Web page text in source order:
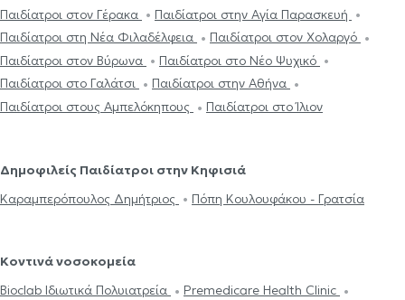
Παιδίατροι στον Γέρακα
Παιδίατροι στην Αγία Παρασκευή
Παιδίατροι στη Νέα Φιλαδέλφεια
Παιδίατροι στον Χολαργό
Παιδίατροι στον Βύρωνα
Παιδίατροι στο Νέο Ψυχικό
Παιδίατροι στο Γαλάτσι
Παιδίατροι στην Αθήνα
Παιδίατροι στους Αμπελόκηπους
Παιδίατροι στο Ίλιον
Δημοφιλείς Παιδίατροι στην Κηφισιά
Καραμπερόπουλος Δημήτριος
Πόπη Κουλουφάκου - Γρατσία
Κοντινά νοσοκομεία
Bioclab Ιδιωτικά Πολυιατρεία
Premedicare Health Clinic